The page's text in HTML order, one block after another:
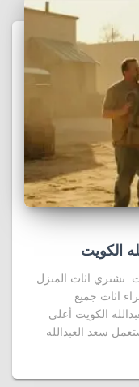
الكويت
نشتري اثاث المنزل
و وحدات تكييف 55556052 شراء اثاث جميع
الكويت أعلى
سعد العبدالله